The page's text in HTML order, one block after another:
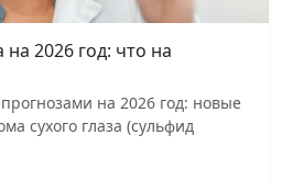
на 2026 год: что на
на 2026 год: новые
сухого глаза (сульфид